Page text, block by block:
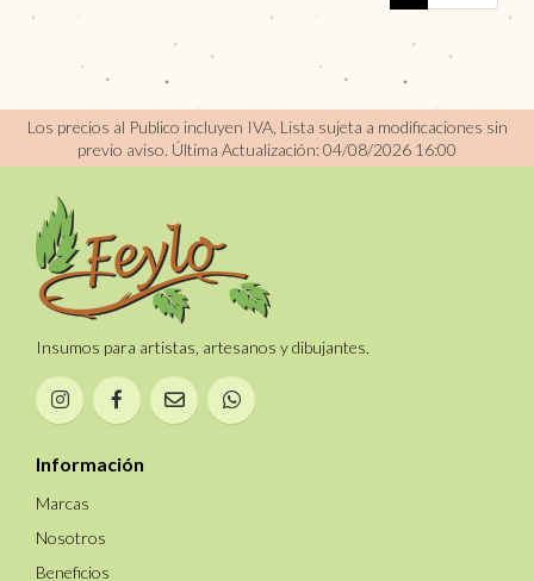
Los precios al Publico incluyen IVA, Lista sujeta a modificaciones sin
previo aviso. Última Actualización: 04/08/2026 16:00
Insumos para artistas, artesanos y dibujantes.
Información
Marcas
Nosotros
Beneficios